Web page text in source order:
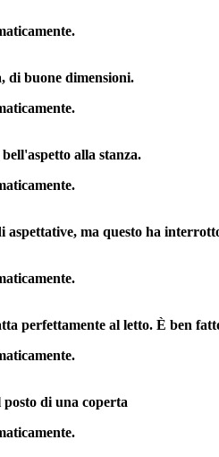
di buone dimensioni.
alla stanza.
aspettative, ma questo ha
perfettamente al letto. È ben
posto di una coperta